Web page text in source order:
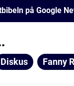
på Google
Diskus Fanny